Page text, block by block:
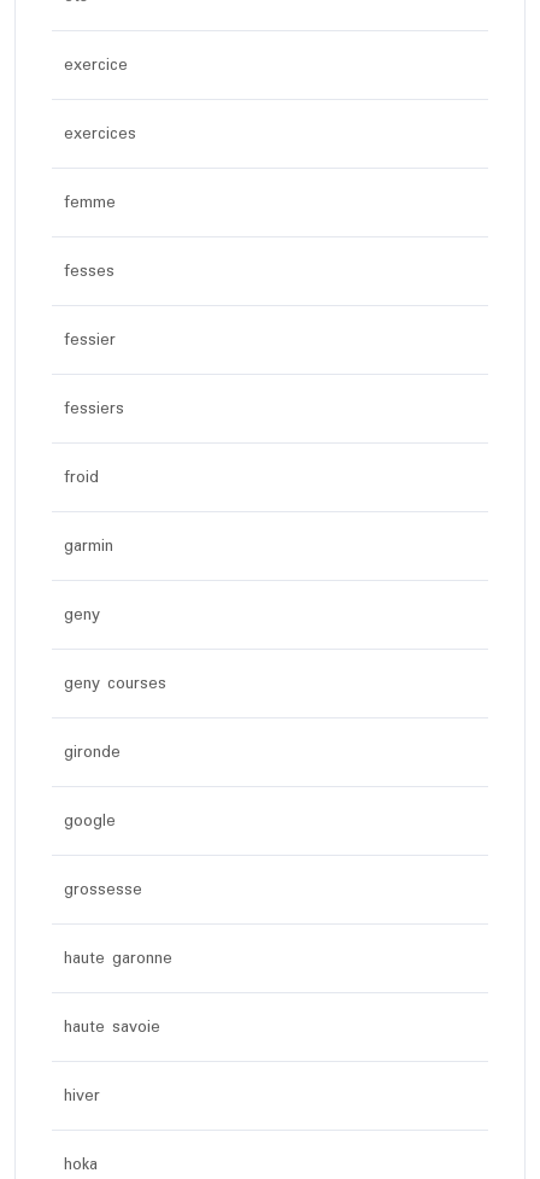
exercice
exercices
femme
fesses
fessier
fessiers
froid
garmin
geny
geny courses
gironde
google
grossesse
haute garonne
haute savoie
hiver
hoka